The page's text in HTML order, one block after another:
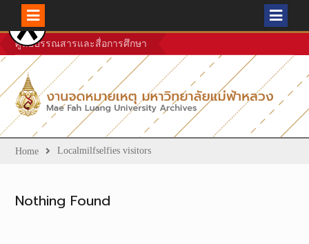
Skip
to
content
ศูนย์บรรณสารและสื่อการศึกษา
Home Localmilfselfies visitors
Nothing Found